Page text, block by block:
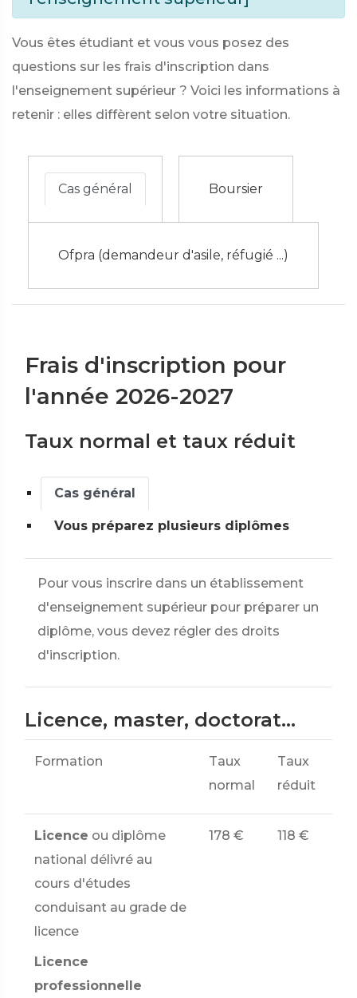
Vous êtes étudiant et vous vous posez des
questions sur les frais d'inscription dans
l'enseignement supérieur ? Voici les informations à
retenir : elles diffèrent selon votre situation.
Cas général Boursier
Ofpra (demandeur d'asile, réfugié ...)
Frais d'inscription pour
l'année 2026-2027
Taux normal et taux réduit
Cas général
Vous préparez plusieurs diplômes
Pour vous inscrire dans un établissement
d'enseignement supérieur pour préparer un
diplôme, vous devez régler des droits
d'inscription.
Licence, master, doctorat...
Formation
Taux
normal
Taux
réduit
Licence ou diplôme
national délivré au
cours d'études
conduisant au grade de
licence
Licence
professionnelle
178 € 118 €